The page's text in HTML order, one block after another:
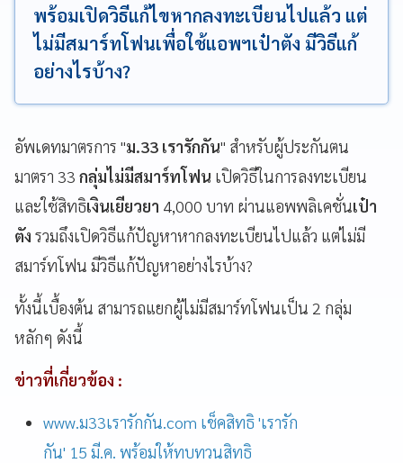
พร้อมเปิดวิธีแก้ไขหากลงทะเบียนไปแล้ว แต่
ไม่มีสมาร์ทโฟนเพื่อใช้แอพฯเป๋าตัง มีวิธีแก้
อย่างไรบ้าง?
อัพเดทมาตรการ "ม.33 เรารักกัน" สำหรับผู้ประกันตน
มาตรา 33 กลุ่มไม่มีสมาร์ทโฟน เปิดวิธีในการลงทะเบียน
และใช้สิทธิเงินเยียวยา 4,000 บาท ผ่านแอพพลิเคชั่นเป๋า
ตัง รวมถึงเปิดวิธีแก้ปัญหาหากลงทะเบียนไปแล้ว แต่ไม่มี
สมาร์ทโฟน มีวิธีแก้ปัญหาอย่างไรบ้าง?
ทั้งนี้เบื้องต้น สามารถแยกผู้ไม่มีสมาร์ทโฟนเป็น 2 กลุ่ม
หลักๆ ดังนี้
ข่าวที่เกี่ยวข้อง :
www.ม33เรารักกัน.com เช็คสิทธิ 'เรารัก
กัน' 15 มี.ค. พร้อมให้ทบทวนสิทธิ